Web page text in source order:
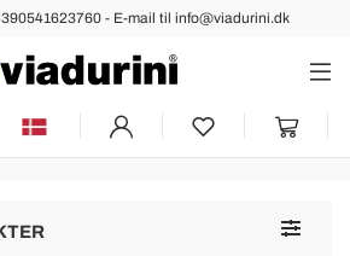
- E-mail til info@viadurini.dk
dække med
sort læder
Toggle